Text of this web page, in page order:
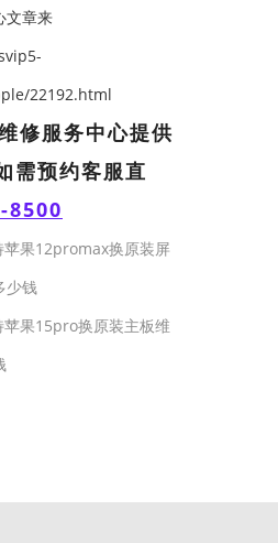
文章来
22192.html
修服务中心提供
需预约客服直
8500
苹果12promax换原装屏
少钱
苹果15pro换原装主板维